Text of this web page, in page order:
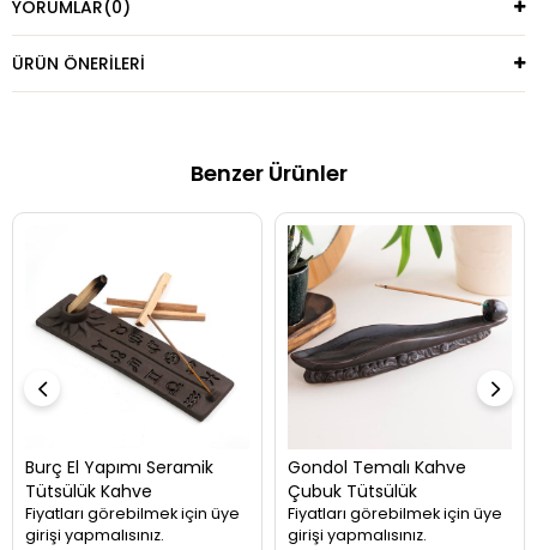
YORUMLAR(0)
ÜRÜN ÖNERILERI
Benzer Ürünler
Burç El Yapımı Seramik
Tütsülük Kahve
Fiyatları görebilmek için üye
girişi yapmalısınız.
Gondol Temalı Kahve
Çubuk Tütsülük
Fiyatları görebilmek için üye
girişi yapmalısınız.